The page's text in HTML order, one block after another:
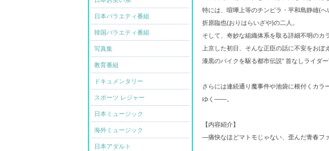
日本バラエティ番組
韓国バラエティ番組
写真集
教育番組
ドキュメンタリー
スポーツ レジャー
日本ミュージック
海外ミュージック
日本アダルト
特には、喧嘩上等のチンピラ・平和島静雄(
折原臨也(おりはらいざや)の二人。
そして、奇妙な組織体系を取る詳細不明のカ
上京した初日、そんな正臣の話に不安をおぼ
漆黒のバイクを駆る都市伝説“ 首なしライダー
さらには連続通り魔事件や池袋に根付くカラ
ゆく――。
【内容紹介】
―痛快なほどマトモじゃない、歪んだ青春フ